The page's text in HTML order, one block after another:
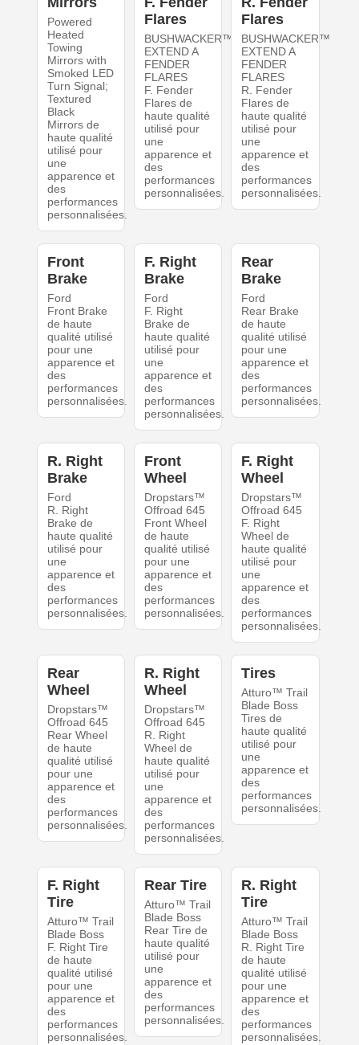
Powered
Heated
Towing
Mirrors with
Smoked LED
Turn Signal;
Textured
Black
Mirrors de
haute qualité
utilisé pour
une
apparence et
des
performances
personnalisées.
Flares
BUSHWACKER™
EXTEND A
FENDER
FLARES
F. Fender
Flares de
haute qualité
utilisé pour
une
apparence et
des
performances
personnalisées.
Flares
BUSHWACKER™
EXTEND A
FENDER
FLARES
R. Fender
Flares de
haute qualité
utilisé pour
une
apparence et
des
performances
personnalisées.
Front
Brake
Ford
Front Brake
de haute
qualité utilisé
pour une
apparence et
des
performances
personnalisées.
F. Right
Brake
Ford
F. Right
Brake de
haute qualité
utilisé pour
une
apparence et
des
performances
personnalisées.
Rear
Brake
Ford
Rear Brake
de haute
qualité utilisé
pour une
apparence et
des
performances
personnalisées.
R. Right
Brake
Ford
R. Right
Brake de
haute qualité
utilisé pour
une
apparence et
des
performances
personnalisées.
Front
Wheel
Dropstars™
Offroad 645
Front Wheel
de haute
qualité utilisé
pour une
apparence et
des
performances
personnalisées.
F. Right
Wheel
Dropstars™
Offroad 645
F. Right
Wheel de
haute qualité
utilisé pour
une
apparence et
des
performances
personnalisées.
Rear
Wheel
Dropstars™
Offroad 645
Rear Wheel
de haute
qualité utilisé
pour une
apparence et
des
performances
personnalisées.
R. Right
Wheel
Dropstars™
Offroad 645
R. Right
Wheel de
haute qualité
utilisé pour
une
apparence et
des
performances
personnalisées.
Tires
Atturo™ Trail
Blade Boss
Tires de
haute qualité
utilisé pour
une
apparence et
des
performances
personnalisées.
F. Right
Tire
Atturo™ Trail
Blade Boss
F. Right Tire
de haute
qualité utilisé
pour une
apparence et
des
performances
personnalisées.
Rear Tire
Atturo™ Trail
Blade Boss
Rear Tire de
haute qualité
utilisé pour
une
apparence et
des
performances
personnalisées.
R. Right
Tire
Atturo™ Trail
Blade Boss
R. Right Tire
de haute
qualité utilisé
pour une
apparence et
des
performances
personnalisées.